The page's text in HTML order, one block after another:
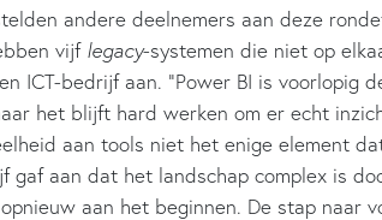
andere deelnemers aan deze
vijf legacy-systemen die niet op
ICT-bedrijf aan. “Power BI is voorlopig
het blijft hard werken om er echt
aan tools niet het enige element
gaf aan dat het landschap complex is
aan het beginnen. De stap naar